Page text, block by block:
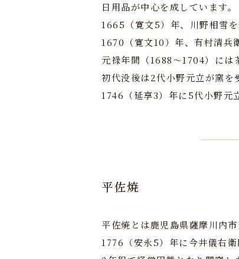
日用品が中心を成しています。
1665（寛文5）年、川野相雪
1670（寛文10）年、有村清兵
元禄年間（1688～1704）には
初代没後は2代小野元立が窯を
1746（延享3）年に5代小野元
平佐焼
平佐焼とは鹿児島県薩摩川内
1776（安永5）年に今井儀右